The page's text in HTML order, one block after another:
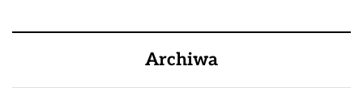
Archiwa